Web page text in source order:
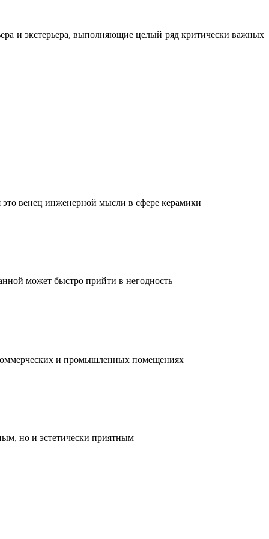
и экстерьера, выполняющие целый ряд критически важных
венец инженерной мысли в сфере керамики
может быстро прийти в негодность
и промышленных помещениях
но и эстетически приятным